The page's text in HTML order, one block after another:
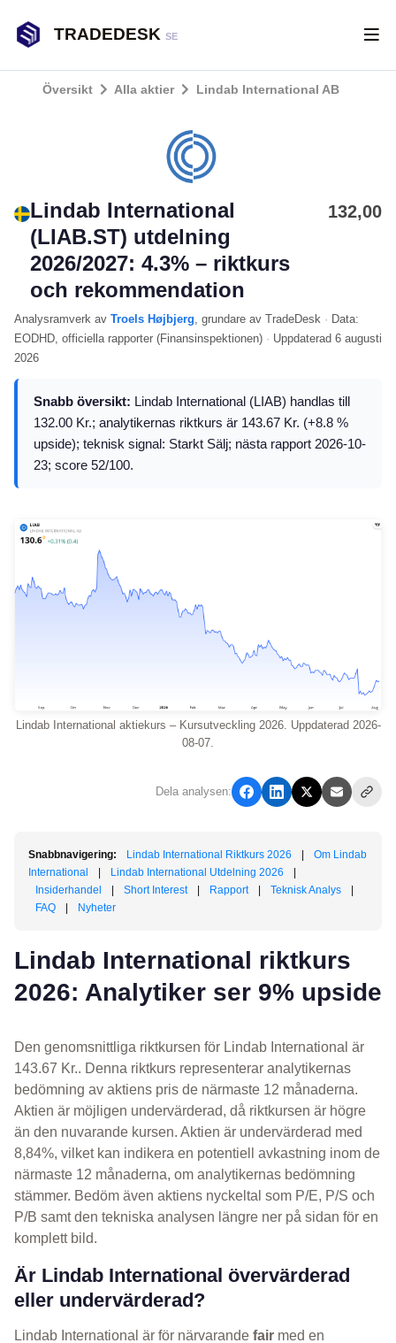
TRADEDESK SE
Översikt Alla aktier Lindab International AB
Lindab International
(LIAB.ST) utdelning
2026/2027: 4.3% – riktkurs
och rekommendation
132,00
Analysramverk av Troels Højbjerg, grundare av TradeDesk · Data:
EODHD, officiella rapporter (Finansinspektionen) · Uppdaterad 6 augusti
2026
Snabb översikt: Lindab International (LIAB) handlas till
132.00 Kr.; analytikernas riktkurs är 143.67 Kr. (+8.8 %
upside); teknisk signal: Starkt Sälj; nästa rapport 2026-10-
23; score 52/100.
Lindab International aktiekurs – Kursutveckling 2026. Uppdaterad 2026-
08-07.
Dela analysen:
Snabbnavigering: Lindab International Riktkurs 2026
Om Lindab
International
Lindab International Utdelning 2026
Insiderhandel
Short Interest Rapport Teknisk Analys
FAQ
Nyheter
Lindab International riktkurs
2026: Analytiker ser 9% upside
Den genomsnittliga riktkursen för Lindab International är
143.67 Kr.. Denna riktkurs representerar analytikernas
bedömning av aktiens pris de närmaste 12 månaderna.
Aktien är möjligen undervärderad, då riktkursen är högre
än den nuvarande kursen. Aktien är undervärderad med
8,84%, vilket kan indikera en potentiell avkastning inom de
närmaste 12 månaderna, om analytikernas bedömning
stämmer. Bedöm även aktiens nyckeltal som P/E, P/S och
P/B samt den tekniska analysen längre ner på sidan för en
komplett bild.
Är Lindab International övervärderad
eller undervärderad?
Lindab International är för närvarande fair med en